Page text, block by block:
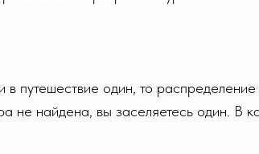
путешествие один, то
найдена, вы заселяетесь один. В